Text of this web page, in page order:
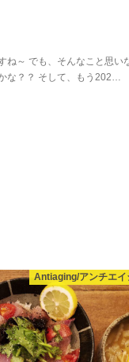
ね～ でも、そんなこと思い
な？？ そして、もう202…
Antiaging/アンチエイ